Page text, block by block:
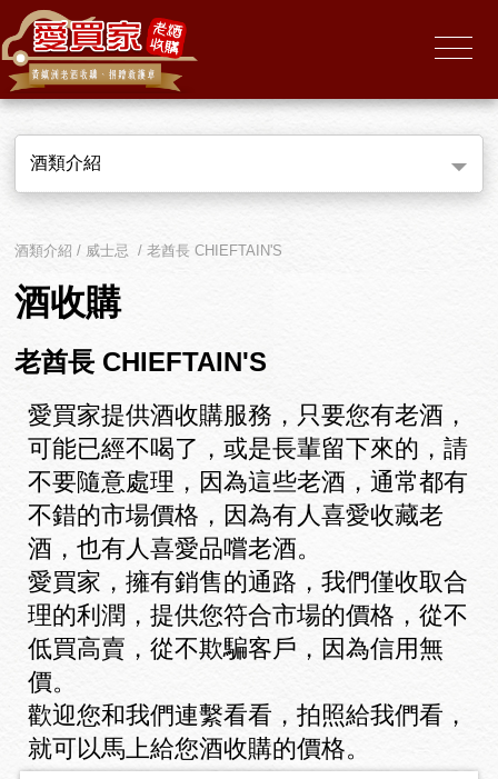
酒類介紹
酒類介紹 / 威士忌 / 老酋長 CHIEFTAIN'S
酒收購
老酋長 CHIEFTAIN'S
愛買家提供酒收購服務，只要您有老酒，
可能已經不喝了，或是長輩留下來的，請
不要隨意處理，因為這些老酒，通常都有
不錯的市場價格，因為有人喜愛收藏老
酒，也有人喜愛品嚐老酒。
愛買家，擁有銷售的通路，我們僅收取合
理的利潤，提供您符合市場的價格，從不
低買高賣，從不欺騙客戶，因為信用無
價。
歡迎您和我們連繫看看，拍照給我們看，
就可以馬上給您酒收購的價格。